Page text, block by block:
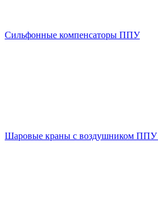
Сильфонные компенсаторы ППУ
Шаровые краны с воздушником ППУ